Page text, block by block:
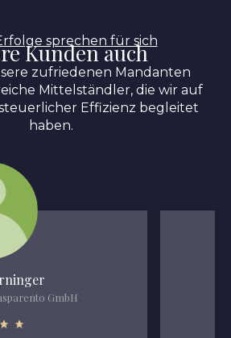
sprechen für sich
Kunden auch
zufriedenen Mandanten
Mittelständler, die wir auf
Effizienz begleitet
haben.
Berninger
Transparento GmbH